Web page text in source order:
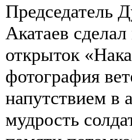
Председатель
Акатаев
открыток
фотография
напутствием в
мудрость